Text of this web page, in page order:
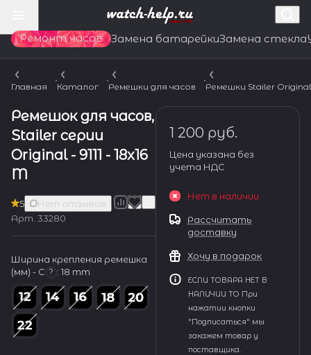
Ремонт часов Замена батарейкиЗамена стекла
Главная Каталог Ремешки для часов Ремешки Stailer Original
Ремешок для часов,
Stailer серии
Original - 9111 - 18x16
M
5
Нет отзывов
Арт. 33280
Ширина крепления ремешка
(мм) - С ? : 18 mm
1 200 руб.
Цена указана без
учета НДС
Нет в наличии
Рассчитать
доставку
Хочу в подарок
ЕСЛИ ТОВАРА НЕТ В
НАЛИЧИИ ТО При
нажатии кнопки
"Подписаться" мы
закажем товар у
поставщика.